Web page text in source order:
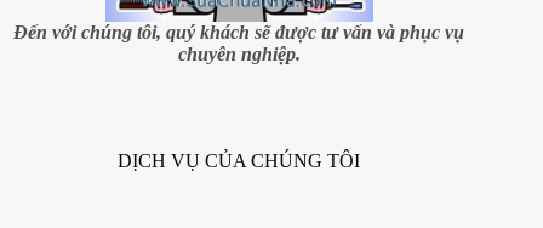
Đến với chúng tôi, quý khách sẽ được tư vấn và phục vụ
chuyên nghiệp.
DỊCH VỤ CỦA CHÚNG TÔI